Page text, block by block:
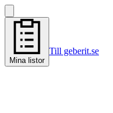
Mina listor
Till geberit.se